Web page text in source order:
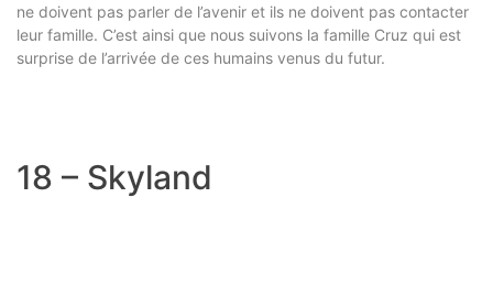
ne doivent pas parler de l’avenir et ils ne doivent pas contacter
leur famille. C’est ainsi que nous suivons la famille Cruz qui est
surprise de l’arrivée de ces humains venus du futur.
18 – Skyland